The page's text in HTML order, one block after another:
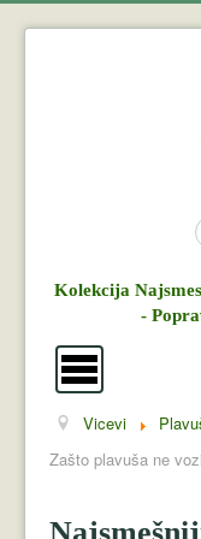
Kolekcija
-
Vicevi
Vicevi
Zašto plavuša ne